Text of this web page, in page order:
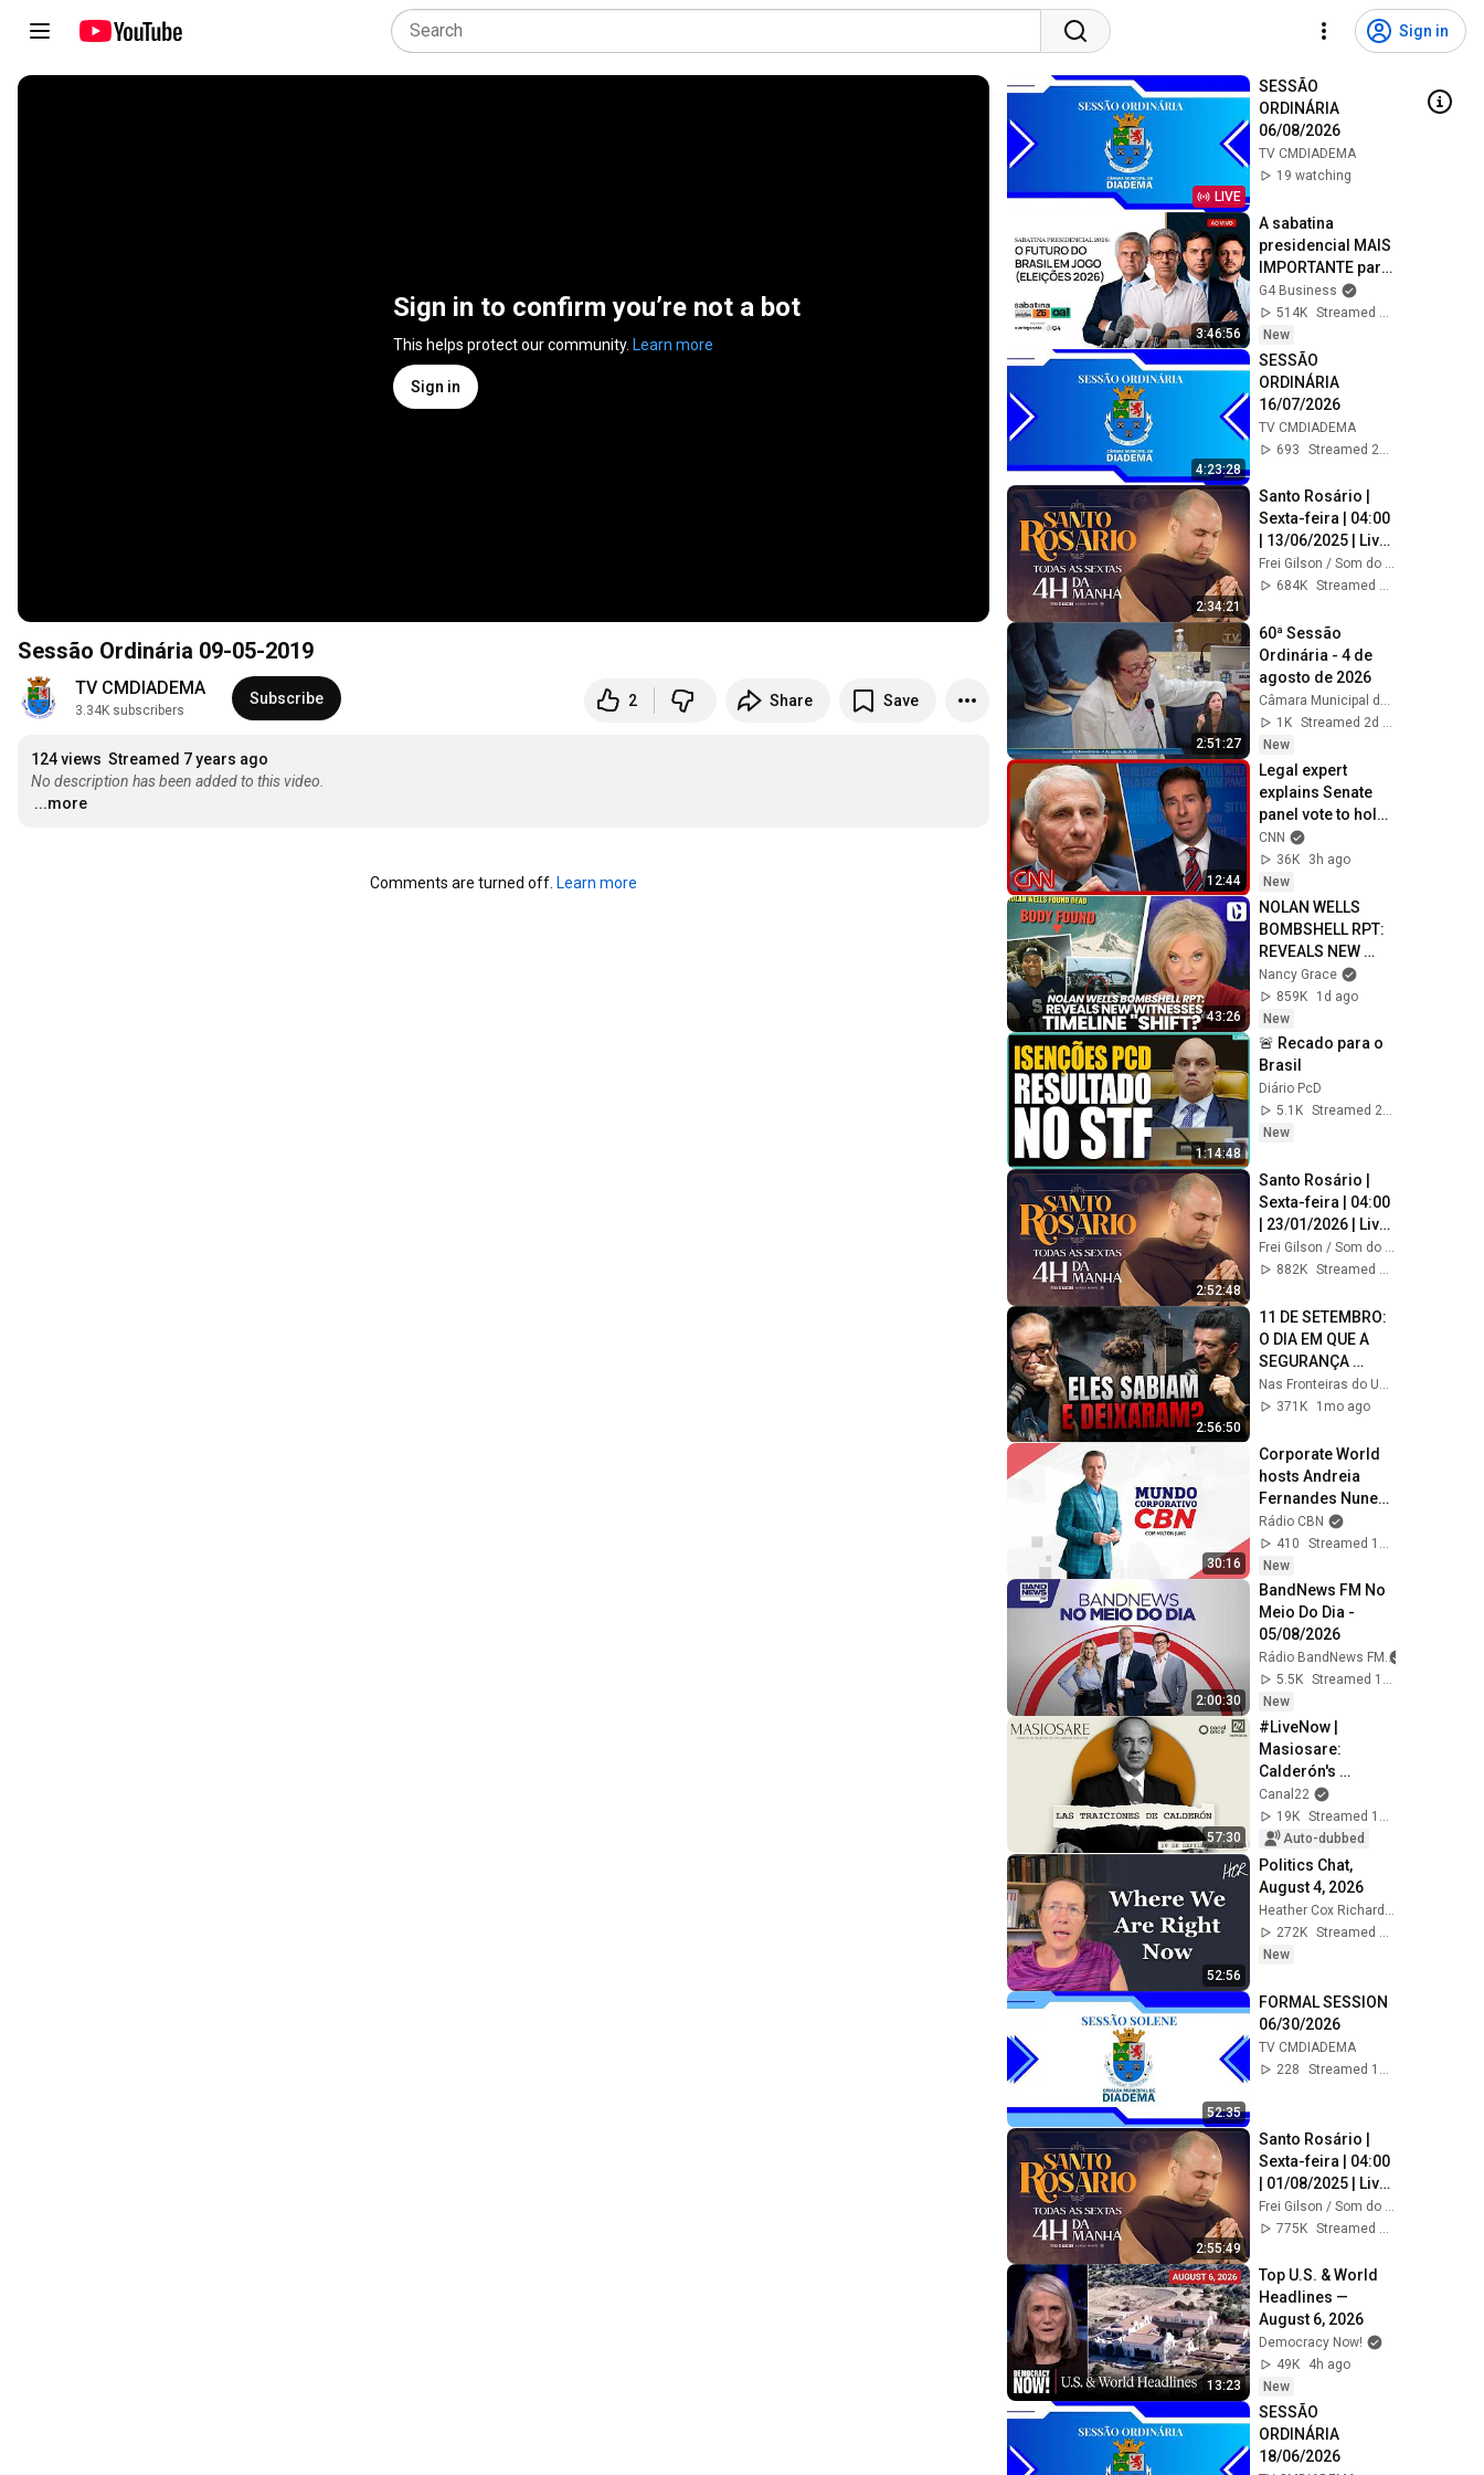
Sign in
Sign in to confirm you’re not a bot
This helps protect our community. Learn more
Sign in
Sessão Ordinária 09-05-2019
TV CMDIADEMA
3.34K subscribers
Subscribe 2 Share Save
124 views Streamed 7 years ago
No description has been added to this video.
...more
Comments are turned off. Learn more
LIVE
SESSÃO
ORDINÁRIA
06/08/2026
TV CMDIADEMA
19 watching
3:46:56
A sabatina
presidencial MAIS
IMPORTANTE para
os empresários
brasileiros |
Eleições 2026
G4 Business
514K
New
4:23:28
SESSÃO
ORDINÁRIA
16/07/2026
TV CMDIADEMA
693
2:34:21
Santo Rosário |
Sexta-feira | 04:00
| 13/06/2025 | Live
Ao vivo
Frei Gilson / Som do Monte - OFICIAL
684K
Streamed 1y ago
2:51:27
60ª Sessão
Ordinária - 4 de
agosto de 2026
Câmara Municipal de Aracaju
1K
Streamed 2d ago
New
12:44
Legal expert
explains Senate
panel vote to hold
Fauci in contempt
CNN
36K
3h ago
New
43:26
NOLAN WELLS
BOMBSHELL RPT:
REVEALS NEW
WITNESSES,
TIMELINE "SHIFT?"
Nancy Grace
859K
1d ago
New
1:14:48
🚨 Recado para o
Brasil
Diário PcD
5.1K
Streamed 2d ago
New
2:52:48
Santo Rosário |
Sexta-feira | 04:00
| 23/01/2026 | Live
Ao vivo
Frei Gilson / Som do Monte - OFICIAL
882K
Streamed 6mo ago
2:56:50
11 DE SETEMBRO:
O DIA EM QUE A
SEGURANÇA
AÉREA MUDOU
PARA SEMPRE!
371K
1mo ago
30:16
Corporate World
hosts Andreia
Fernandes Nunes
from Casas Bahia
Group
Rádio CBN
410
New
2:00:30
BandNews FM No
Meio Do Dia -
05/08/2026
Rádio BandNews FM
5.5K
Streamed 1d ago
New
57:30
#LiveNow |
Masiosare:
Calderón's
betrayals
(10/09/2025)
Canal22
19K
Streamed 10mo ago
Auto-dubbed
52:56
Politics Chat,
August 4, 2026
Heather Cox Richardson
272K
Streamed 1d ago
New
52:35
FORMAL SESSION
06/30/2026
TV CMDIADEMA
228
2:55:49
Santo Rosário |
Sexta-feira | 04:00
| 01/08/2025 | Live
Ao vivo
775K
13:23
Top U.S. & World
Headlines —
August 6, 2026
Democracy Now!
49K
4h ago
New
SESSÃO
ORDINÁRIA
18/06/2026